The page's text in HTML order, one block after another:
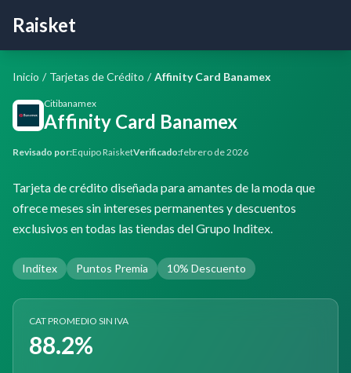
Raisket
Inicio / Tarjetas de Crédito / Affinity Card Banamex
Citibanamex
Affinity Card Banamex
Revisado por:Equipo RaisketVerificado:febrero de 2026
Tarjeta de crédito diseñada para amantes de la moda que
ofrece meses sin intereses permanentes y descuentos
exclusivos en todas las tiendas del Grupo Inditex.
Inditex Puntos Premia 10% Descuento
CAT PROMEDIO SIN IVA
88.2%